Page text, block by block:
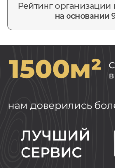
Рейтинг организации
на основании